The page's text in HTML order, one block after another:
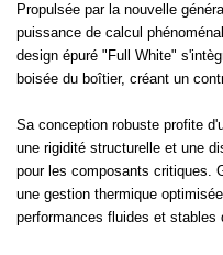
Propulsée par la nouvelle
puissance de calcul
design épuré "Full White"
boisée du boîtier, créant un
Sa conception robuste profite
une rigidité structurelle et une
pour les composants critiques.
une gestion thermique
performances fluides et stables